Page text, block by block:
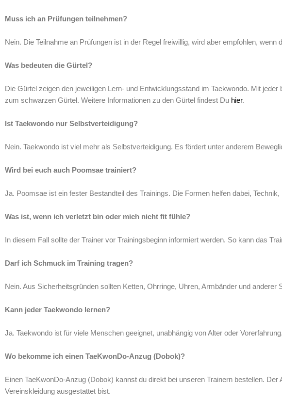
Muss ich an Prüfungen teilnehmen?
Nein. Die Teilnahme an Prüfungen ist in der Regel freiwillig, wird aber empfohlen, wenn
Was bedeuten die Gürtel?
Die Gürtel zeigen den jeweiligen Lern- und Entwicklungsstand im Taekwondo. Mit
zum schwarzen Gürtel. Weitere Informationen zu den Gürtel findest Du hier.
Ist Taekwondo nur Selbstverteidigung?
Nein. Taekwondo ist viel mehr als Selbstverteidigung. Es fördert unter anderem
Wird bei euch auch Poomsae trainiert?
Ja. Poomsae ist ein fester Bestandteil des Trainings. Die Formen helfen dabei,
Was ist, wenn ich verletzt bin oder mich nicht fit fühle?
In diesem Fall sollte der Trainer vor Trainingsbeginn informiert werden. So kann das
Darf ich Schmuck im Training tragen?
Nein. Aus Sicherheitsgründen sollten Ketten, Ohrringe, Uhren, Armbänder und anderer
Kann jeder Taekwondo lernen?
Ja. Taekwondo ist für viele Menschen geeignet, unabhängig von Alter oder
Wo bekomme ich einen TaeKwonDo-Anzug (Dobok)?
Einen TaeKwonDo-Anzug (Dobok) kannst du direkt bei unseren Trainern bestellen.
Vereinskleidung ausgestattet bist.